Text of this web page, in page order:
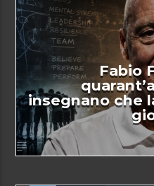
Fabio
insegnano che